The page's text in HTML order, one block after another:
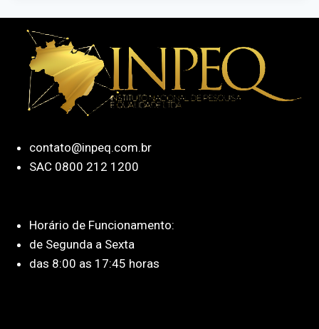
contato@inpeq.com.br
SAC 0800 212 1200
Horário de Funcionamento:
de Segunda a Sexta
das 8:00 as 17:45 horas